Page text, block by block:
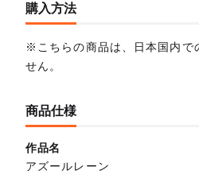
購入方法
※こちらの商品は、日本国内で
せん。
商品仕様
作品名
アズールレーン